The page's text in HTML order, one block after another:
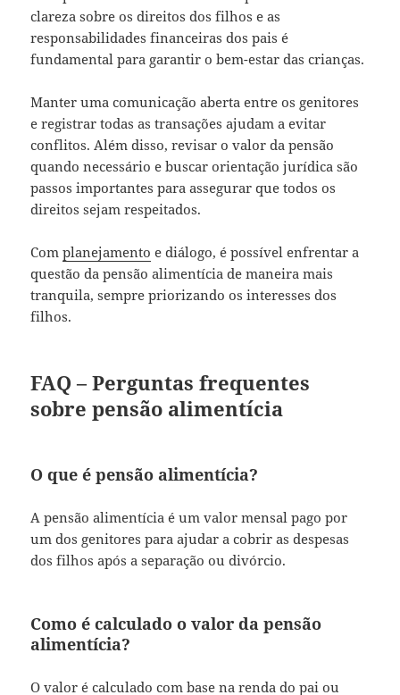
clareza sobre os direitos dos filhos e as
responsabilidades financeiras dos pais é
fundamental para garantir o bem-estar das crianças.
Manter uma comunicação aberta entre os genitores
e registrar todas as transações ajudam a evitar
conflitos. Além disso, revisar o valor da pensão
quando necessário e buscar orientação jurídica são
passos importantes para assegurar que todos os
direitos sejam respeitados.
Complanejamento e diálogo, é possível enfrentar a
questão da pensão alimentícia de maneira mais
tranquila, sempre priorizando os interesses dos
filhos.
FAQ – Perguntas frequentes
sobre pensão alimentícia
O que é pensão alimentícia?
A pensão alimentícia é um valor mensal pago por
um dos genitores para ajudar a cobrir as despesas
dos filhos após a separação ou divórcio.
Como é calculado o valor da pensão
alimentícia?
O valor é calculado com base na renda do pai ou